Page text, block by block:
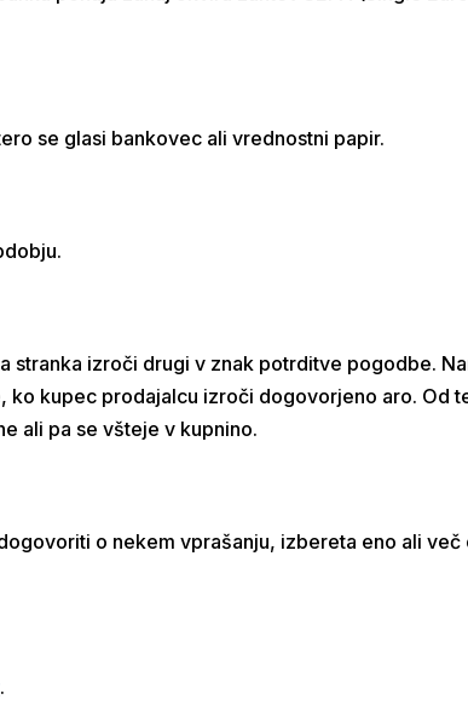
se glasi bankovec ali vrednostni papir.
stranka izroči drugi v znak potrditve pogodbe.
kupec prodajalcu izroči dogovorjeno aro. Od
ali pa se všteje v kupnino.
o nekem vprašanju, izbereta eno ali
.